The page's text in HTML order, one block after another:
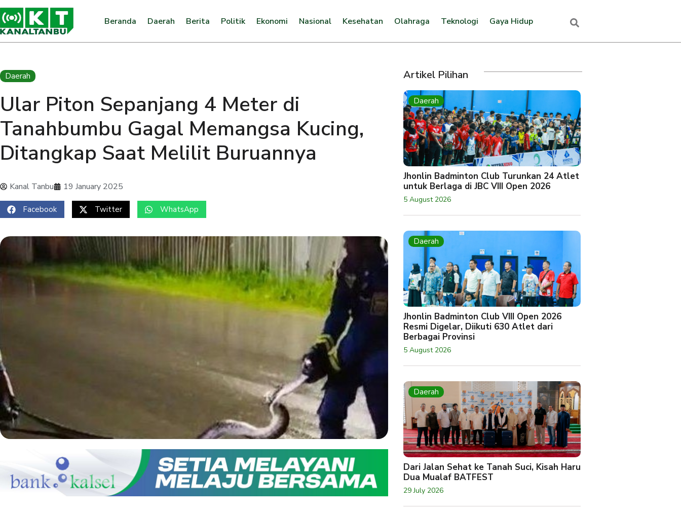
Beranda Daerah Berita Politik Ekonomi Nasional Kesehatan Olahraga Teknologi Gaya Hidup
Daerah
Ular Piton Sepanjang 4 Meter di
Tanahbumbu Gagal Memangsa Kucing,
Ditangkap Saat Melilit Buruannya
Kanal Tanbu 19 January 2025
Facebook Twitter WhatsApp
Artikel Pilihan
Daerah
Jhonlin Badminton Club Turunkan 24 Atlet
untuk Berlaga di JBC VIII Open 2026
5 August 2026
Daerah
Jhonlin Badminton Club VIII Open 2026
Resmi Digelar, Diikuti 630 Atlet dari
Berbagai Provinsi
5 August 2026
Daerah
Dari Jalan Sehat ke Tanah Suci, Kisah Haru
Dua Mualaf BATFEST
29 July 2026